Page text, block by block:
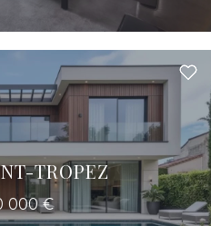
TROPEZ
000 €